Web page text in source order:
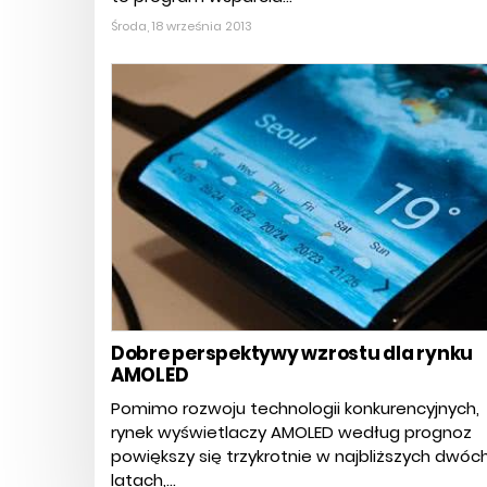
Środa, 18 września 2013
Dobre perspektywy wzrostu dla rynku
AMOLED
Pomimo rozwoju technologii konkurencyjnych,
rynek wyświetlaczy AMOLED według prognoz
powiększy się trzykrotnie w najbliższych
latach,...